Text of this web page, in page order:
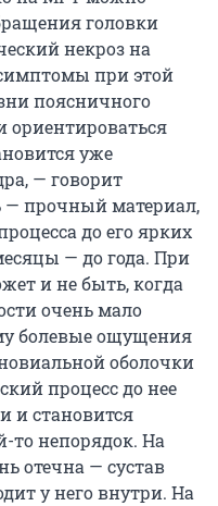
головки
некроз на
при этой
поясничного
ориентироваться
уже
— говорит
— прочный материал,
до его ярких
— до года. При
и не быть, когда
очень мало
болевые ощущения
оболочки
процесс до нее
и становится
то непорядок. На
отечна — сустав
у него внутри. На